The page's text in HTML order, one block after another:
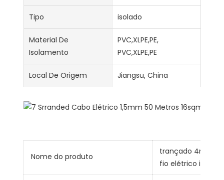
Tipo isolado
Material De
Isolamento
PVC,XLPE,PE,
PVC,XLPE,PE
Local De Origem Jiangsu, China
Nome do produto
trançado 4mm
fio elétrico